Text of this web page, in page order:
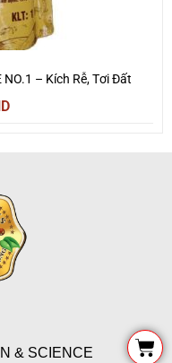
Cart
NO.1 – Kích Rễ, Tơi Đất
& SCIENCE